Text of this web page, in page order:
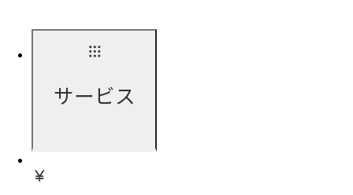
サービス